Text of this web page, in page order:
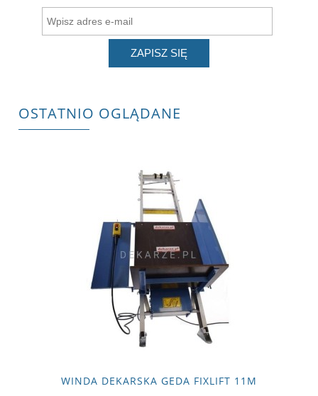
ZAPISZ SIĘ
OSTATNIO OGLĄDANE
WINDA DEKARSKA GEDA FIXLIFT 11M